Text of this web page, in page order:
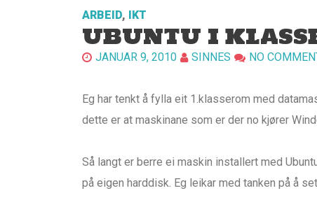
ARBEID, IKT
UBUNTU I
JANUAR 9, 2010 SINNES NO
Eg har tenkt å fylla eit 1.klasserom med
dette er at maskinane som er der no kjører
Så langt er berre ei maskin installert med
på eigen harddisk. Eg leikar med tanken på å